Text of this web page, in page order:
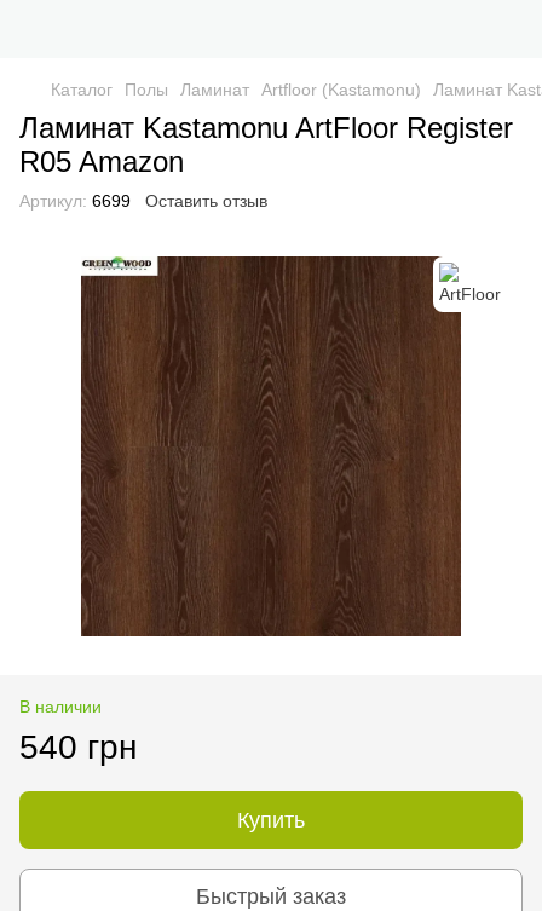
Каталог Полы Ламинат Artfloor (Kastamonu) Ламинат
Ламинат Kastamonu ArtFloor Register
R05 Amazon
Артикул: 6699 Оставить отзыв
В наличии
540 грн
Купить
Быстрый заказ